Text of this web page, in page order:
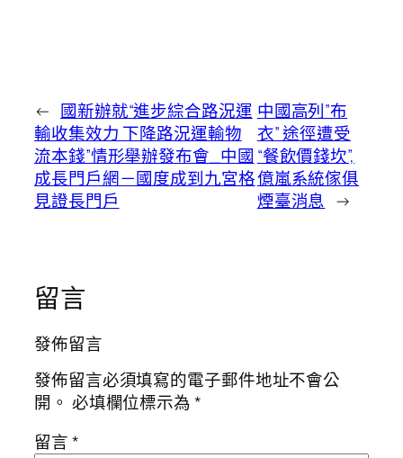
← 國新辦就“進步綜合路況運
輸收集效力 下降路況運輸物
流本錢”情形舉辦發布會_中國
成長門戶網－國度成到九宮格
見證長門戶
中國高列”布
衣” 途徑遭受
“餐飲價錢坎”,
億嵐系統傢俱
煙臺消息 →
留言
發佈留言
發佈留言必須填寫的電子郵件地址不會公
開。 必填欄位標示為*
留言*